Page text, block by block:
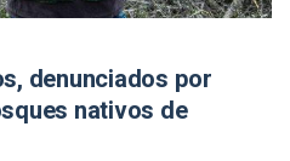
denunciados por
nativos de